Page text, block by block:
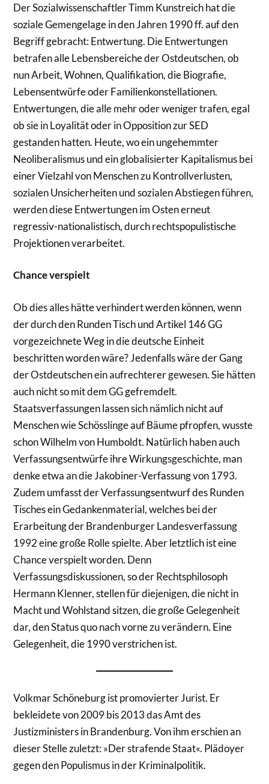
Der Sozialwissenschaftler Timm Kunstreich hat die
soziale Gemengelage in den Jahren 1990 ff. auf den
Begriff gebracht: Entwertung. Die Entwertungen
betrafen alle Lebensbereiche der Ostdeutschen, ob
nun Arbeit, Wohnen, Qualifikation, die Biografie,
Lebensentwürfe oder Familienkonstellationen.
Entwertungen, die alle mehr oder weniger trafen, egal
ob sie in Loyalität oder in Opposition zur SED
gestanden hatten. Heute, wo ein ungehemmter
Neoliberalismus und ein globalisierter Kapitalismus bei
einer Vielzahl von Menschen zu Kontrollverlusten,
sozialen Unsicherheiten und sozialen Abstiegen führen,
werden diese Entwertungen im Osten erneut
regressiv-nationalistisch, durch rechtspopulistische
Projektionen verarbeitet.
Chance verspielt
Ob dies alles hätte verhindert werden können, wenn
der durch den Runden Tisch und Artikel 146 GG
vorgezeichnete Weg in die deutsche Einheit
beschritten worden wäre? Jedenfalls wäre der Gang
der Ostdeutschen ein aufrechterer gewesen. Sie hätten
auch nicht so mit dem GG gefremdelt.
Staatsverfassungen lassen sich nämlich nicht auf
Menschen wie Schösslinge auf Bäume pfropfen, wusste
schon Wilhelm von Humboldt. Natürlich haben auch
Verfassungsentwürfe ihre Wirkungsgeschichte, man
denke etwa an die Jakobiner-Verfassung von 1793.
Zudem umfasst der Verfassungsentwurf des Runden
Tisches ein Gedankenmaterial, welches bei der
Erarbeitung der Brandenburger Landesverfassung
1992 eine große Rolle spielte. Aber letztlich ist eine
Chance verspielt worden. Denn
Verfassungsdiskussionen, so der Rechtsphilosoph
Hermann Klenner, stellen für diejenigen, die nicht in
Macht und Wohlstand sitzen, die große Gelegenheit
dar, den Status quo nach vorne zu verändern. Eine
Gelegenheit, die 1990 verstrichen ist.
Volkmar Schöneburg ist promovierter Jurist. Er
bekleidete von 2009 bis 2013 das Amt des
Justizministers in Brandenburg. Von ihm erschien an
dieser Stelle zuletzt: »Der strafende Staat«. Plädoyer
gegen den Populismus in der Kriminalpolitik.